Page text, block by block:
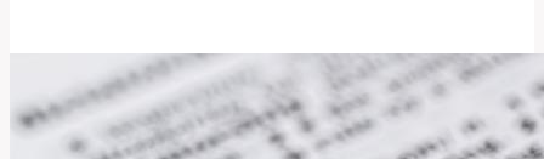
správně
používat
tento